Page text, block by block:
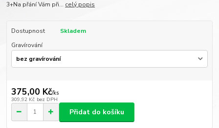
3+Na přání Vám při... celý popis
Dostupnost
Skladem
Gravírování
375,00 Kč/ks
309,92 Kč bez DPH
Přidat do košíku